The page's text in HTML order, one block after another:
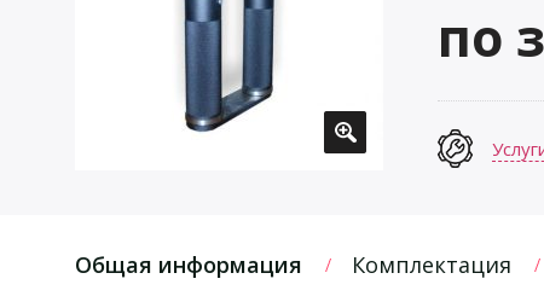
по
Общая информация Комплектация